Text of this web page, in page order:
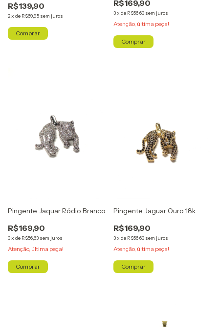
R$139,90
2x de R$69,95 sem juros
Comprar
R$169,90
3x de R$56,63 sem juros
Atenção, última peça!
Pingente Jaquar Ródio Branco
R$169,90
3x de R$56,63 sem juros
Atenção, última peça!
Pingente Jaguar Ouro 18k
R$169,90
3x de R$56,63 sem juros
Atenção, última peça!